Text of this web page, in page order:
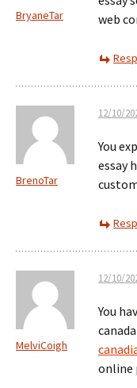
BryaneTar
web
BrenoTar
12/10/
You
essay
MelviCoigh
12/10/
You
online